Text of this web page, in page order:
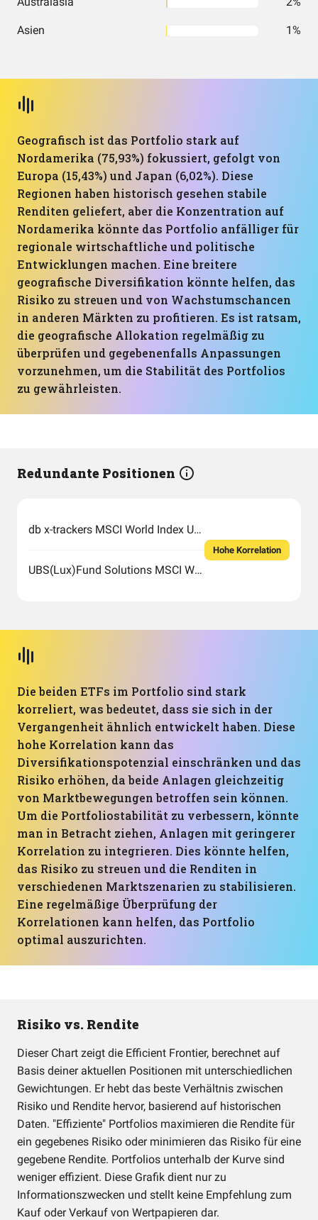
Asien 1%
Geografisch ist das Portfolio stark auf
Nordamerika (75,93%) fokussiert, gefolgt von
Europa (15,43%) und Japan (6,02%). Diese
Regionen haben historisch gesehen stabile
Renditen geliefert, aber die Konzentration auf
Nordamerika könnte das Portfolio anfälliger für
regionale wirtschaftliche und politische
Entwicklungen machen. Eine breitere
geografische Diversifikation könnte helfen, das
Risiko zu streuen und von Wachstumschancen
in anderen Märkten zu profitieren. Es ist ratsam,
die geografische Allokation regelmäßig zu
überprüfen und gegebenenfalls Anpassungen
vorzunehmen, um die Stabilität des Portfolios
zu gewährleisten.
Redundante Positionen
db x-trackers MSCI World Index UCITS DR 1C
UBS(Lux)Fund Solutions MSCI World Socially Responsible UCITS ETF(USD)A-acc
Hohe Korrelation
Die beiden ETFs im Portfolio sind stark
korreliert, was bedeutet, dass sie sich in der
Vergangenheit ähnlich entwickelt haben. Diese
hohe Korrelation kann das
Diversifikationspotenzial einschränken und das
Risiko erhöhen, da beide Anlagen gleichzeitig
von Marktbewegungen betroffen sein können.
Um die Portfoliostabilität zu verbessern, könnte
man in Betracht ziehen, Anlagen mit geringerer
Korrelation zu integrieren. Dies könnte helfen,
das Risiko zu streuen und die Renditen in
verschiedenen Marktszenarien zu stabilisieren.
Eine regelmäßige Überprüfung der
Korrelationen kann helfen, das Portfolio
optimal auszurichten.
Risiko vs. Rendite
Dieser Chart zeigt die Efficient Frontier, berechnet auf
Basis deiner aktuellen Positionen mit unterschiedlichen
Gewichtungen. Er hebt das beste Verhältnis zwischen
Risiko und Rendite hervor, basierend auf historischen
Daten. "Effiziente" Portfolios maximieren die Rendite für
ein gegebenes Risiko oder minimieren das Risiko für eine
gegebene Rendite. Portfolios unterhalb der Kurve sind
weniger effizient. Diese Grafik dient nur zu
Informationszwecken und stellt keine Empfehlung zum
Kauf oder Verkauf von Wertpapieren dar.